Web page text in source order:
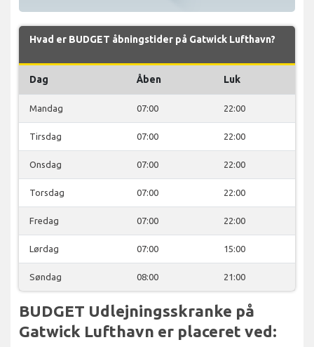
Hvad er BUDGET åbningstider på Gatwick Lufthavn?
Dag Åben Luk
Mandag 07:00 22:00
Tirsdag 07:00 22:00
Onsdag 07:00 22:00
Torsdag 07:00 22:00
Fredag 07:00 22:00
Lørdag 07:00 15:00
Søndag 08:00 21:00
BUDGET Udlejningsskranke på
Gatwick Lufthavn er placeret ved: